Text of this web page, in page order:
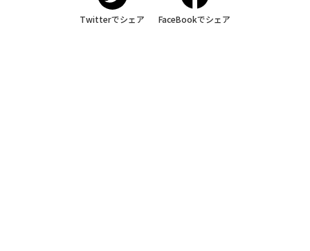
Twitterでシェア FaceBookでシェア